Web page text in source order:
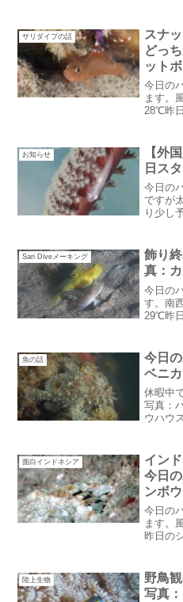
サリダイブの話
スナ
どっ
ット
今日の
ます。
28℃昨
夜のネ
降るま
お知らせ
【外
日ス
今日の
ですが
り少し
ダイブ
ントも
Sari Diveメーキング
飾り
真：
今日の
す。南
29℃昨
たつい
ーの写
魚の話
今日
ベニ
休暇中
写真：
ウハウ
Spotfin
面白インドネシア
イン
今日
ンボウ
今日の
ます。
昨日の
感じ朝
シア風
陸上生物
野鳥
写真